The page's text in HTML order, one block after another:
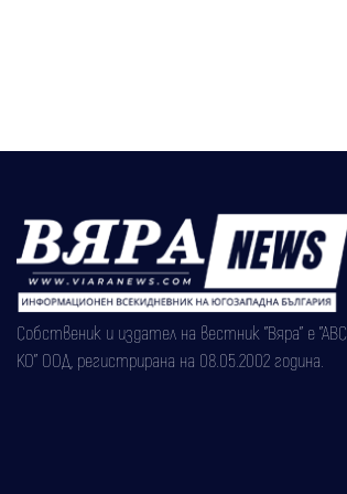
Собственик и издател на вестник "Вяра" е "АВС
КО" ООД, регистрирана на 08.05.2002 година.